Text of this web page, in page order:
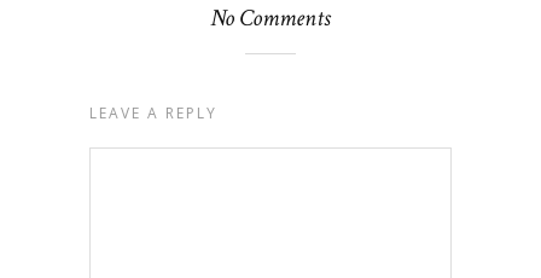
No Comments
LEAVE A REPLY